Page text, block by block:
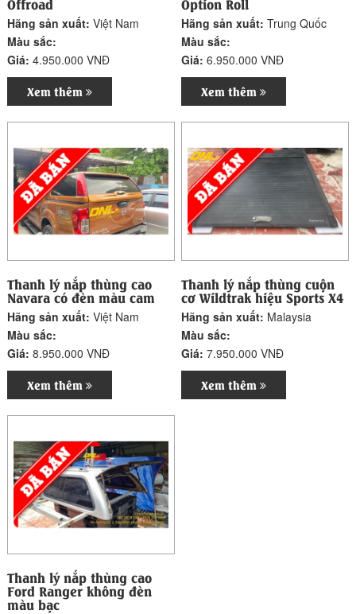
Hãng sản xuất:Việt Nam
Màu sắc:
Giá:4.950.000 VNĐ
Xem thêm
Hãng sản xuất:Trung Quốc
Màu sắc:
Giá:6.950.000 VNĐ
Xem thêm
Thanh lý nắp thùng cao
Navara có đèn màu cam
Hãng sản xuất:Việt Nam
Màu sắc:
Giá:8.950.000 VNĐ
Xem thêm
Thanh lý nắp thùng cuộn
cơ Wildtrak hiệu Sports X4
Hãng sản xuất: Malaysia
Màu sắc:
Giá:7.950.000 VNĐ
Xem thêm
Thanh lý nắp thùng cao
Ford Ranger không đèn
màu bạc